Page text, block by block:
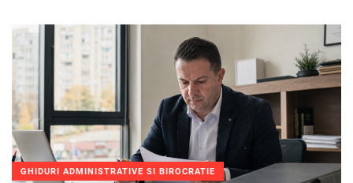
GHIDURI ADMINISTRATIVE SI BIROCRATIE